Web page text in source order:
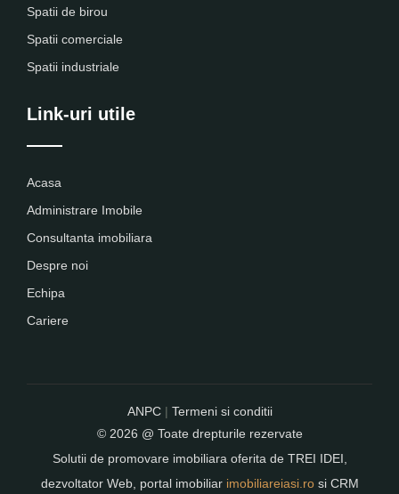
Spatii de birou
Spatii comerciale
Spatii industriale
Link-uri utile
Acasa
Administrare Imobile
Consultanta imobiliara
Despre noi
Echipa
Cariere
ANPC| Termeni si conditii
© 2026 @ Toate drepturile rezervate
Solutii de promovare imobiliara oferita de TREI IDEI,
dezvoltator Web, portal imobiliar imobiliareiasi.rosi CRM